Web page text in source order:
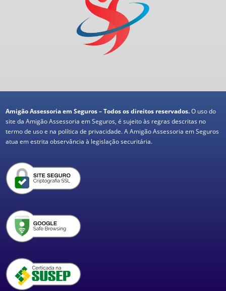
Amigão Assessoria em Seguros – Todos os direitos reservados.O uso do
site da Amigão Assessoria em Seguros, é sujeito às regras descritas no
termo de uso e na política de privacidade. A Amigão Assessoria em Seguros
atua em estrita observância à legislação securitária.